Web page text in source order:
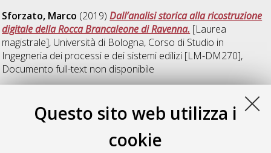
Questo sito web utilizza i
cookie
Sforzato, Marco (2019)Dall’analisi storica alla ricostruzione
digitale della Rocca Brancaleone di Ravenna. [Laurea
magistrale], Università di Bologna, Corso di Studio in
Ingegneria dei processi e dei sistemi edilizi [LM-DM270],
Documento full-text non disponibile
(2019)Geometric patterns of Villa